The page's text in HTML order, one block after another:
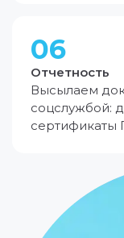
06
Отчетность
Высылаем
соцслужбой:
сертификаты